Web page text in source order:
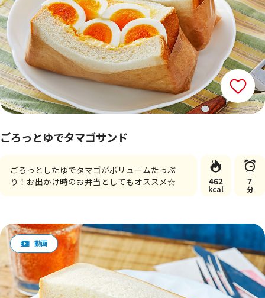
ごろっとゆでタマゴサンド
ごろっとしたゆでタマゴがボリュームたっぷ
り！お出かけ時のお弁当としてもオススメ☆
462
kcal
7
分